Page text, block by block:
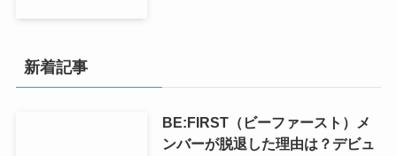
新着記事
BE:FIRST（ビーファースト）メ
ンバーが脱退した理由は？デビュ